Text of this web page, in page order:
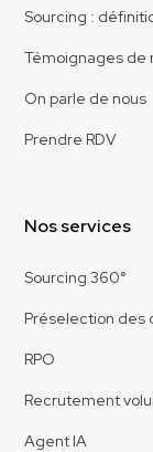
Sourcing :
Témoignages de
On parle de nous
Prendre RDV
Nos services
Sourcing 360°
Préselection des
RPO
Recrutement
Agent IA